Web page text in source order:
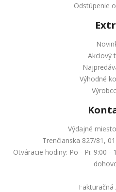
Odstúpenie
Akciový
Výhodné
Výdajné
Trenčianska 827/81,
Otváracie hodiny: Po - Pi: 9:00
Fakturačná